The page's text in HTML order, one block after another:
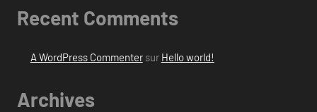
Recent Comments
A WordPress Commentersur Hello world!
Archives